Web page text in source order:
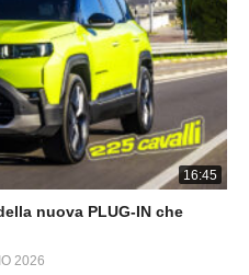
16:45
nuova PLUG-IN che
2026